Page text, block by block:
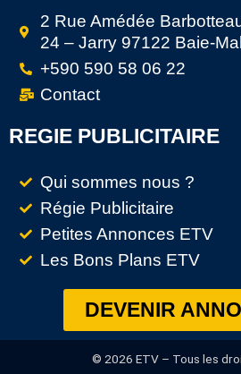
2 Rue Amédée
24 – Jarry 97122 Baie-
+590 590 58 06 22
Contact
REGIE PUBLICITAIRE
Qui sommes nous ?
Régie Publicitaire
Petites Annonces ETV
Les Bons Plans ETV
DEVENIR
© 2026 ETV – Tous les